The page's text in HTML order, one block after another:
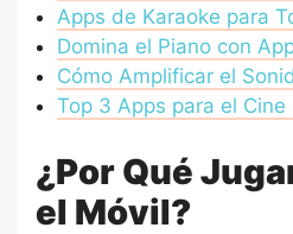
Apps de Karaoke para
Domina el Piano con
Cómo Amplificar el
Top 3 Apps para el Cine
¿Por Qué
el Móvil?